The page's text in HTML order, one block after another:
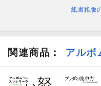
いる」という実感から出発し
ーー熊野宏昭（早稲田大学人
瞑想がいかに豊かに、力強く
紙書籍版
関連商品 ： アルボ